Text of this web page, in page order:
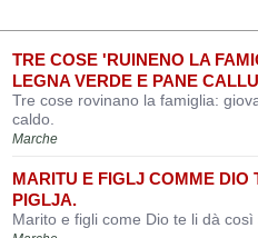
TRE COSE 'RUINENO LA
LEGNA VERDE E PANE
Tre cose rovinano la famiglia:
caldo.
Marche
MARITU E FIGLJ COMME DIO
PIGLJA.
Marito e figli come Dio te li dà così